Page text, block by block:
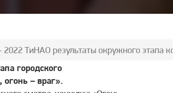
2022 ТиНАО результаты окружного этапа
городского
– враг».